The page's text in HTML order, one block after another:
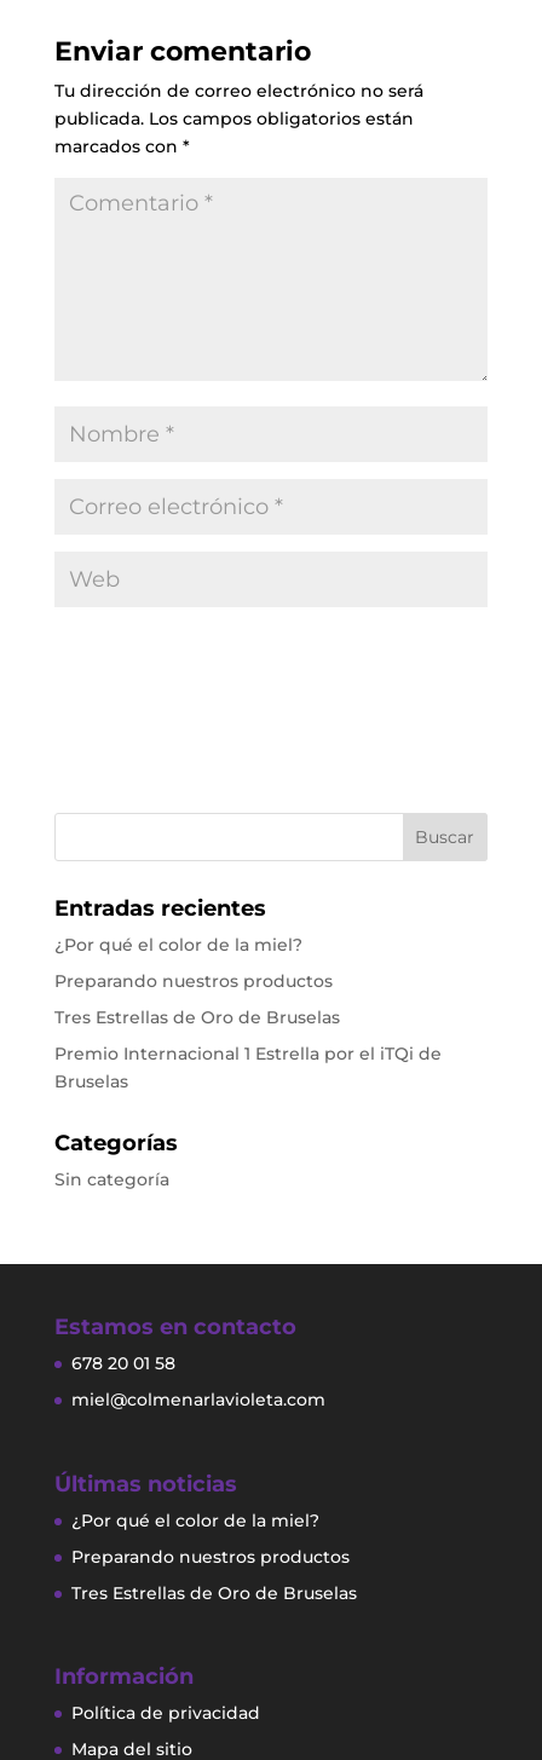
Enviar comentario
Tu dirección de correo electrónico no será
publicada. Los campos obligatorios están
marcados con *
Entradas recientes
¿Por qué el color de la miel?
Preparando nuestros productos
Tres Estrellas de Oro de Bruselas
Premio Internacional 1 Estrella por el iTQi de
Bruselas
Categorías
Sin categoría
Estamos en contacto
678 20 01 58
miel@colmenarlavioleta.com
Últimas noticias
¿Por qué el color de la miel?
Preparando nuestros productos
Tres Estrellas de Oro de Bruselas
Información
Política de privacidad
Mapa del sitio